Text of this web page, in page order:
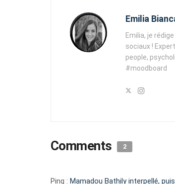
Emilia
Emilia, je
sociaux !
people,
#moodboard
Comments 2
Ping : Mamadou Bathily interpellé,